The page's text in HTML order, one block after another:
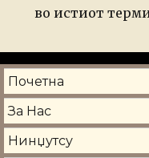
во истиот
Почетна
За Нас
Нинџутсу